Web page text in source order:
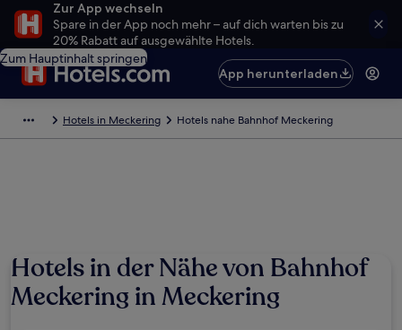
Zur App wechseln
Spare in der App noch mehr – auf dich warten bis zu
20% Rabatt auf ausgewählte Hotels.
Zum Hauptinhalt springen
App herunterladen
Hotels in Meckering Hotels nahe Bahnhof Meckering
Hotels in der Nähe von Bahnhof
Meckering in Meckering